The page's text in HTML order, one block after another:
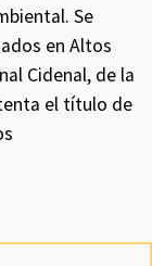
Se
en Altos
Cidenal, de la
el título de